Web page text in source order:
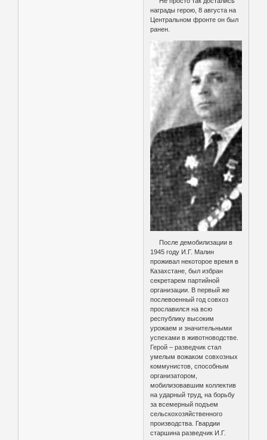
награды герою, 8 августа на
Центральном фронте он был
ранен.
После демобилизации в
1945 году И.Г. Малин
проживал некоторое время в
Казахстане, был избран
секретарем партийной
организации. В первый же
послевоенный год совхоз
прославился на всю
республику высоким
урожаем и значительными
успехами в животноводстве.
Герой – разведчик стал
умелым вожаком совхозных
коммунистов, способным
организатором,
мобилизовавшим коллектив
на ударный труд, на борьбу
за всемерный подъем
сельскохозяйственного
производства. Гвардии
старшина разведчик И.Г.